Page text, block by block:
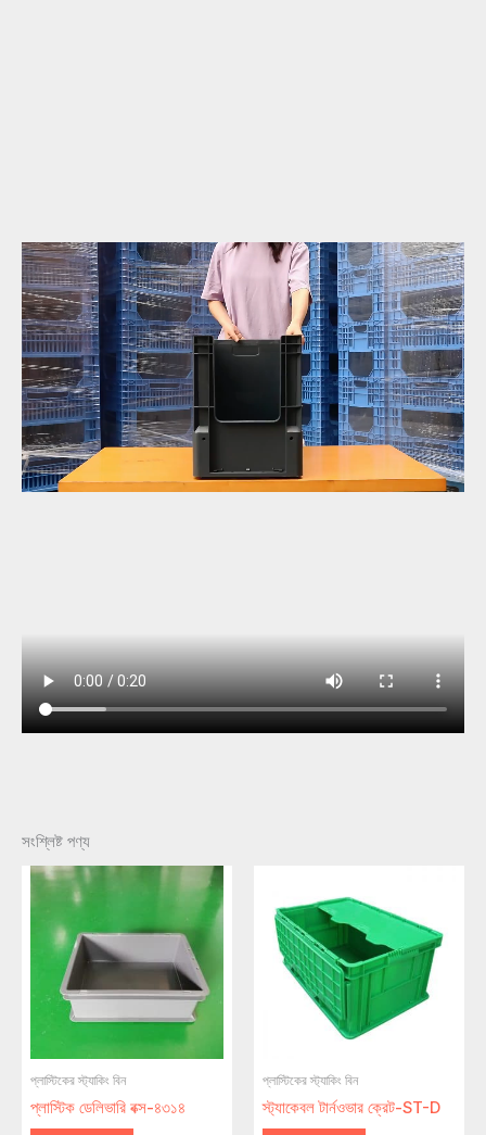
সংশ্লিষ্ট পণ্য
প্লাস্টিকের স্ট্যাকিং বিন
প্লাস্টিক ডেলিভারি বক্স-৪৩১৪
প্লাস্টিকের স্ট্যাকিং বিন
স্ট্যাকেবল টার্নওভার ক্রেট-ST-D